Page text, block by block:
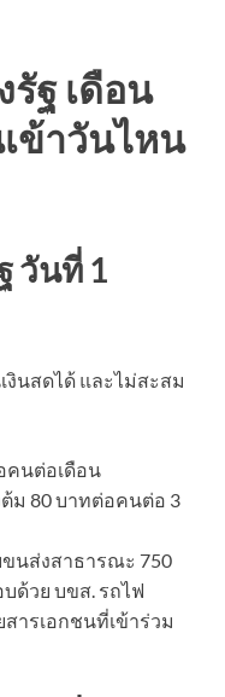
ฐ เดือน
ข้าวันไหน
วันที่ 1
งินสดได้ และไม่สะสม
คนต่อเดือน
ม 80 บาทต่อคนต่อ 3
ขนส่งสาธารณะ 750
ด้วย บขส. รถไฟ
ารเอกชนที่เข้าร่วม